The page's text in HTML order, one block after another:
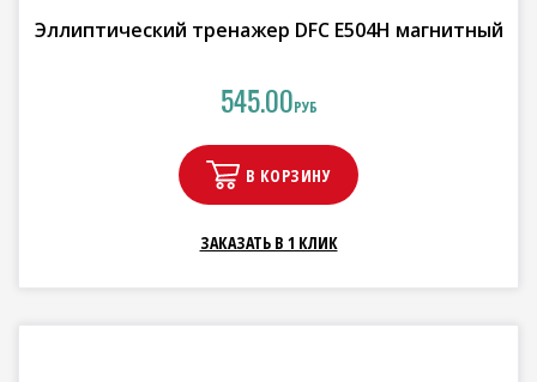
Эллиптический тренажер DFC E504H магнитный
545.00РУБ
В КОРЗИНУ
ЗАКАЗАТЬ В 1 КЛИК